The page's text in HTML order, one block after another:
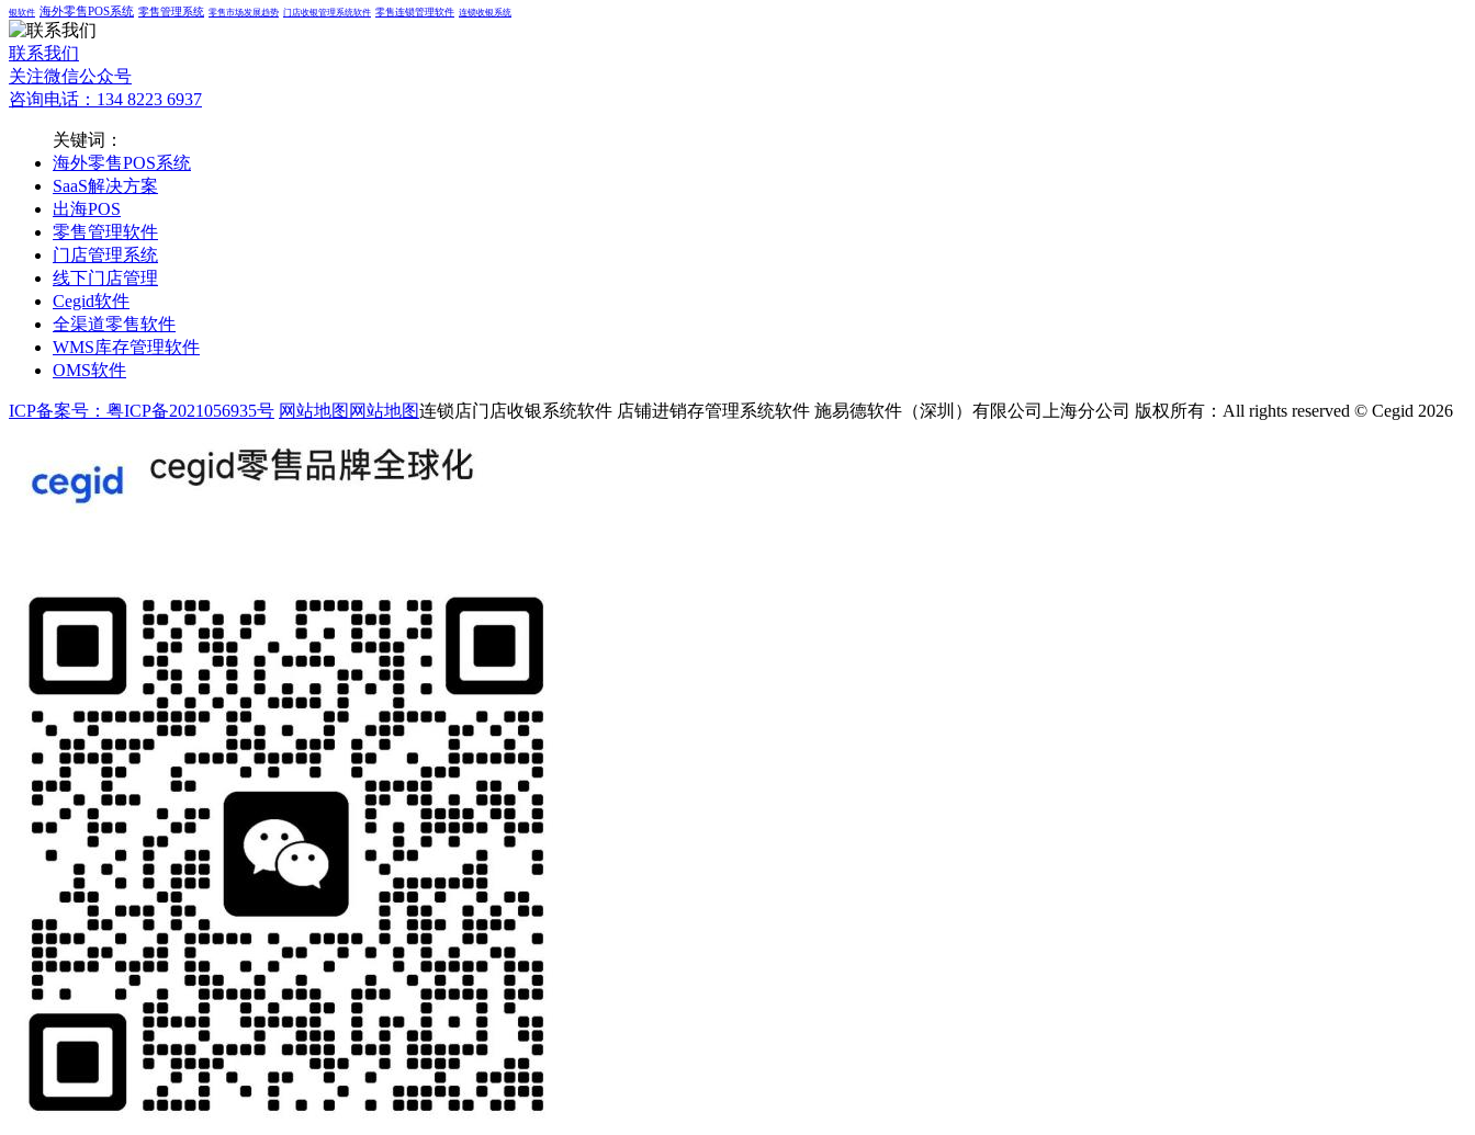
银软件 海外零售POS系统 零售管理系统 零售市场发展趋势 门店收银管理系统软件 零售连锁管理软件 连锁收银系统
联系我们
关注微信公众号
咨询电话：134 8223 6937
关键词：
海外零售POS系统
SaaS解决方案
出海POS
零售管理软件
门店管理系统
线下门店管理
Cegid软件
全渠道零售软件
WMS库存管理软件
OMS软件
ICP备案号：粤ICP备2021056935号 网站地图 网站地图连锁店门店收银系统软件 店铺进销存管理系统软件 施易德软件（深圳）有限公司上海分公司 版权所有：All rights reserved © Cegid 2026